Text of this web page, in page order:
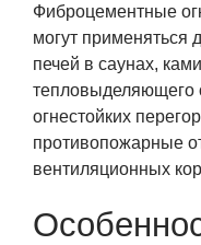
Фиброцементные
могут применяться
печей в саунах,
тепловыделяющего
огнестойких
противопожарные
вентиляционных